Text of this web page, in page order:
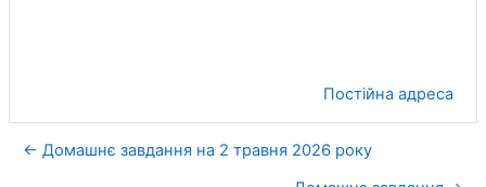
Постійна адреса
← Домашнє завдання на 2 травня 2026 року